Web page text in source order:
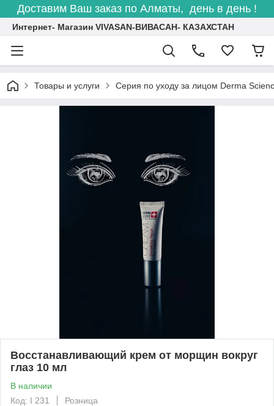
Доставим Ваш заказ по Алматы, день в день !
Интернет- Магазин VIVASAN-ВИВАСАН- КАЗАХСТАН
Товары и услуги Серия по уходу за лицом Derma
Восстанавливающий крем от морщин вокруг
глаз 10 мл
В наличии
Код: I 231
Розница